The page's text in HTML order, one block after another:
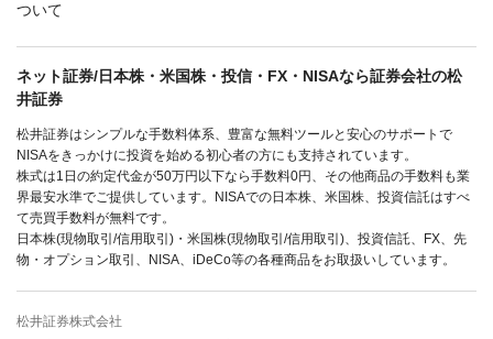
ついて
ネット証券/日本株・米国株・投信・FX・NISAなら証券会社の松
井証券
松井証券はシンプルな手数料体系、豊富な無料ツールと安心のサポートで
NISAをきっかけに投資を始める初心者の方にも支持されています。
株式は1日の約定代金が50万円以下なら手数料0円、その他商品の手数料も業
界最安水準でご提供しています。NISAでの日本株、米国株、投資信託はすべ
て売買手数料が無料です。
日本株(現物取引/信用取引)・米国株(現物取引/信用取引)、投資信託、FX、先
物・オプション取引、NISA、iDeCo等の各種商品をお取扱いしています。
松井証券株式会社